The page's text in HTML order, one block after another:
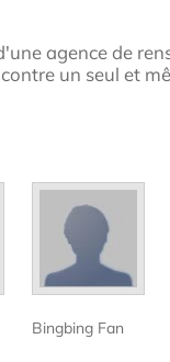
agence de
un seul et
Bingbing Fan